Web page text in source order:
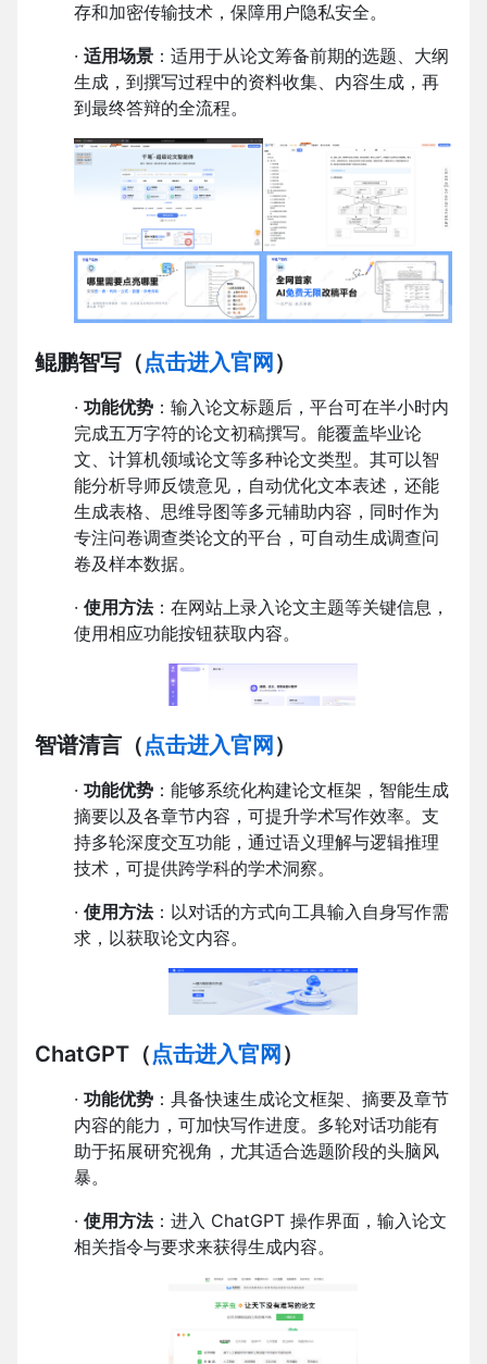
存和加密传输技术，保障用户隐私安全。
· 适用场景 ：适用于从论文筹备前期的选题、大纲
生成，到撰写过程中的资料收集、内容生成，再
到最终答辩的全流程。
鲲鹏智写 （点击进入官网 ）
· 功能优势 ：输入论文标题后，平台可在半小时内
完成五万字符的论文初稿撰写。能覆盖毕业论
文、计算机领域论文等多种论文类型。其可以智
能分析导师反馈意见，自动优化文本表述，还能
生成表格、思维导图等多元辅助内容，同时作为
专注问卷调查类论文的平台，可自动生成调查问
卷及样本数据。
· 使用方法：在网站上录入论文主题等关键信息，
使用相应功能按钮获取内容。
智谱清言 （点击进入官网 ）
· 功能优势 ：能够系统化构建论文框架，智能生成
摘要以及各章节内容，可提升学术写作效率。支
持多轮深度交互功能，通过语义理解与逻辑推理
技术，可提供跨学科的学术洞察。
· 使用方法：以对话的方式向工具输入自身写作需
求，以获取论文内容。
ChatGPT （点击进入官网 ）
· 功能优势 ：具备快速生成论文框架、摘要及章节
内容的能力，可加快写作进度。多轮对话功能有
助于拓展研究视角，尤其适合选题阶段的头脑风
暴。
· 使用方法：进入 ChatGPT 操作界面，输入论文
相关指令与要求来获得生成内容。